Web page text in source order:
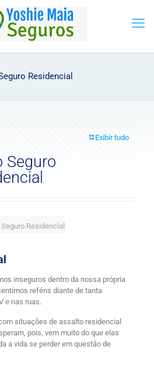
Residencial
Exibir tudo
Seguro
Residencial
inseguros dentro da nossa própria
reféns diante de tanta
e nas ruas.
situações de assalto residencial
pois, vem muito do que elas
a vida se perder em questão de